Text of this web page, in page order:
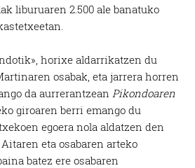
liburuaren 2.500 ale banatuko
horixe aldarrikatzen du
osabak, eta jarrera horren
da aurrerantzeanPikondoaren
giroaren berri emango du
egoera nola aldatzen den
eta osabaren arteko
batez ere osabaren